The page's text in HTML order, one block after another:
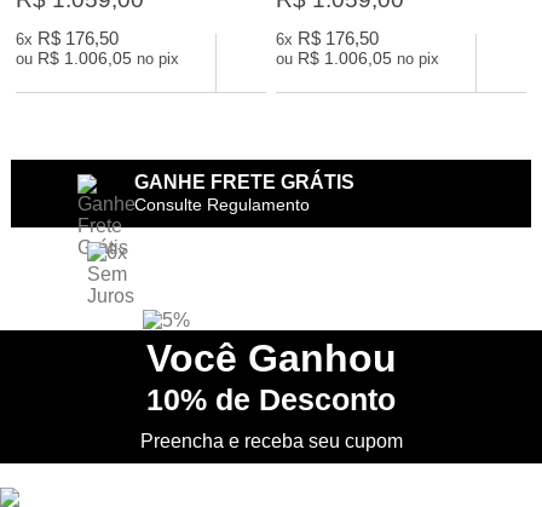
6x R$ 176,50
ou R$ 1.006,05 no pix
6x R$ 176,50
ou R$ 1.006,05 no pix
GANHE FRETE GRÁTIS
Consulte Regulamento
5% DESCONTO no PIX
PRIMEIRA TROCA Grátis
Você Ganhou
10% de Desconto
Preencha e receba seu cupom